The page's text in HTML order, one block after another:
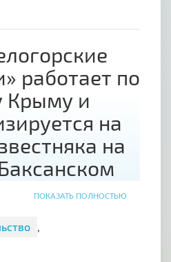
работает по
Крыму и
на
на
ПОКАЗАТЬ ПОЛНОСТЬЮ
,